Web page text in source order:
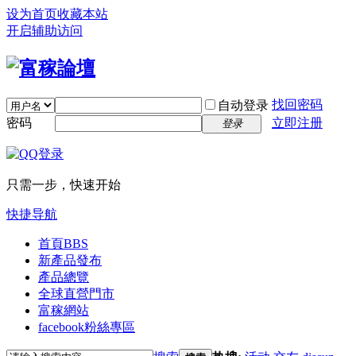
设为首页收藏本站
开启辅助访问
自动登录 找回密码
密码
登录 立即注册
只需一步，快速开始
快捷导航
首頁BBS
新產品發布
產品總覽
全球直營門市
富稼網站
facebook粉絲專區